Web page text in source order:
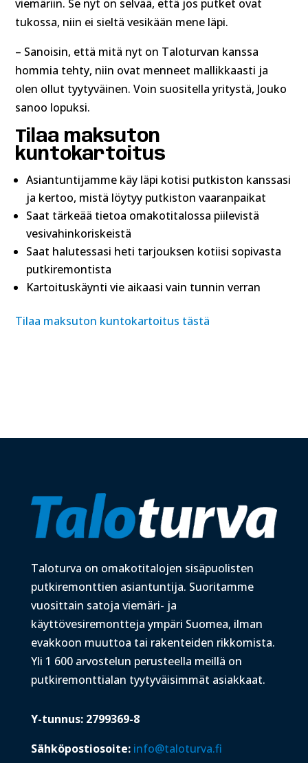
viemäriin. Se nyt on selvää, että jos putket ovat
tukossa, niin ei sieltä vesikään mene läpi.
– Sanoisin, että mitä nyt on Taloturvan kanssa
hommia tehty, niin ovat menneet mallikkaasti ja
olen ollut tyytyväinen. Voin suositella yritystä, Jouko
sanoo lopuksi.
Tilaa maksuton
kuntokartoitus
Asiantuntijamme käy läpi kotisi putkiston kanssasi
ja kertoo, mistä löytyy putkiston vaaranpaikat
Saat tärkeää tietoa omakotitalossa piilevistä
vesivahinkoriskeistä
Saat halutessasi heti tarjouksen kotiisi sopivasta
putkiremontista
Kartoituskäynti vie aikaasi vain tunnin verran
Tilaa maksuton kuntokartoitus tästä
Taloturva on omakotitalojen sisäpuolisten
putkiremonttien asiantuntija. Suoritamme
vuosittain satoja viemäri- ja
käyttövesiremontteja ympäri Suomea, ilman
evakkoon muuttoa tai rakenteiden rikkomista.
Yli 1 600 arvostelun perusteella meillä on
putkiremonttialan tyytyväisimmät asiakkaat.
Y-tunnus: 2799369-8
Sähköpostiosoite: info@taloturva.fi